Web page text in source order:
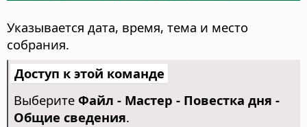
Указывается дата, время, тема и место
собрания.
Доступ к этой команде
Выберите Файл - Мастер - Повестка дня -
Общие сведения.